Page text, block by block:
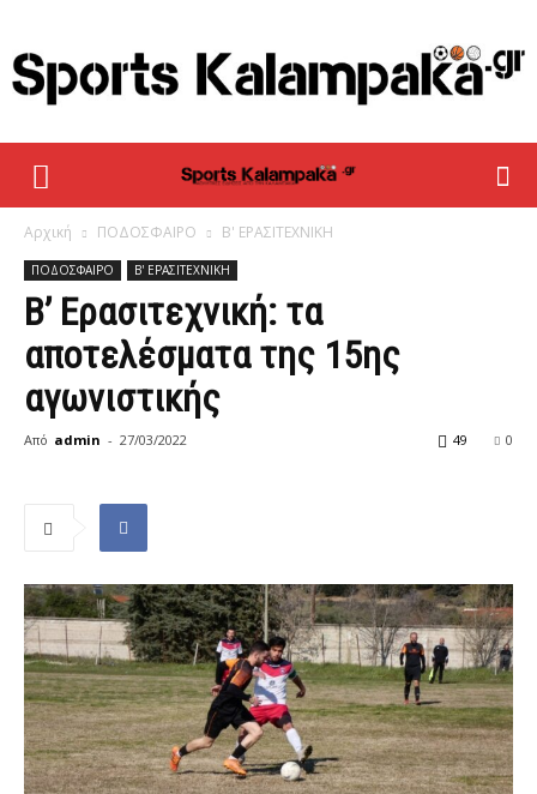
sportskalampaka
Αρχική ΠΟΔΟΣΦΑΙΡΟ Β' ΕΡΑΣΙΤΕΧΝΙΚΗ
ΠΟΔΟΣΦΑΙΡΟ Β' ΕΡΑΣΙΤΕΧΝΙΚΗ
Β’ Ερασιτεχνική: τα
αποτελέσματα της 15ης
αγωνιστικής
Από admin - 27/03/2022 0
49